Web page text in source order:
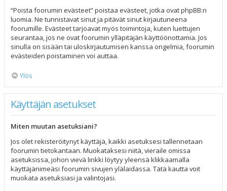
“Poista foorumin evästeet” poistaa evästeet, jotka ovat phpBB:n
luomia. Ne tunnistavat sinut ja pitävät sinut kirjautuneena
foorumille. Evästeet tarjoavat myös toimintoja, kuten luettujen
seurantaa, jos ne ovat foorumin ylläpitäjän käyttöönottamia. Jos
sinulla on sisään tai uloskirjautumisen kanssa ongelmia, foorumin
evästeiden poistaminen voi auttaa.
Ylös
Käyttäjän asetukset
Miten muutan asetuksiani?
Jos olet rekisteröitynyt käyttäjä, kaikki asetuksesi tallennetaan
foorumin tietokantaan. Muokataksesi niitä, vieraile omissa
asetuksissa, johon vievä linkki löytyy yleensä klikkaamalla
käyttäjänimeäsi foorumin sivujen ylälaidassa. Tätä kautta voit
muokata asetuksiasi ja valintojasi.